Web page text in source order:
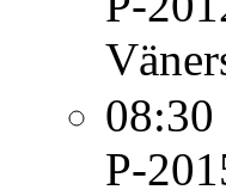
08:30
P-